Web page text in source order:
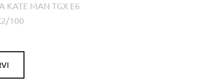
KATE MAN TGX E6
100